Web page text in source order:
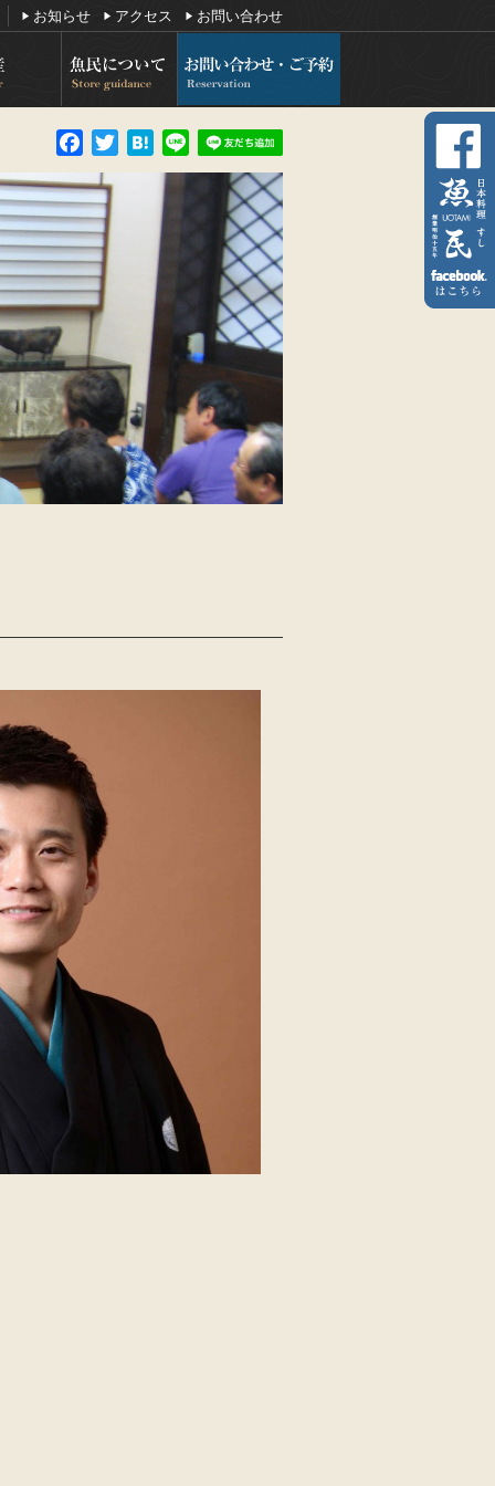
お知らせ アクセス お問い合わせ
FacebookTwitterHatena Line